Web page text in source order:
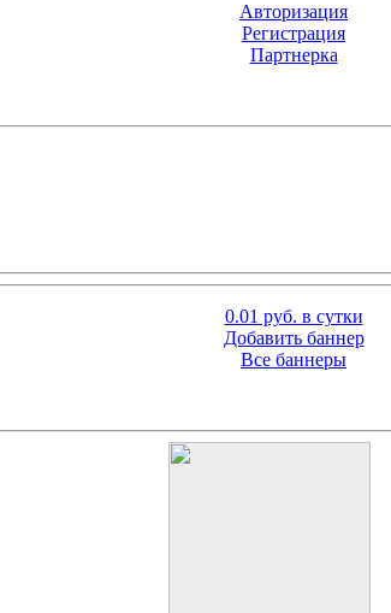
Авторизация
Регистрация
Партнерка
0.01 руб. в сутки
Добавить баннер
Все баннеры